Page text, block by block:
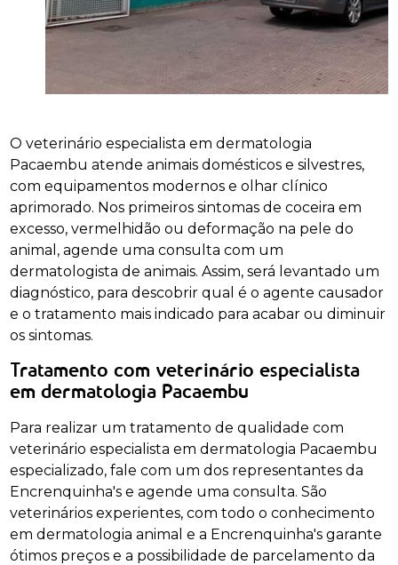
O veterinário especialista em dermatologia
Pacaembu atende animais domésticos e silvestres,
com equipamentos modernos e olhar clínico
aprimorado. Nos primeiros sintomas de coceira em
excesso, vermelhidão ou deformação na pele do
animal, agende uma consulta com um
dermatologista de animais. Assim, será levantado um
diagnóstico, para descobrir qual é o agente causador
e o tratamento mais indicado para acabar ou diminuir
os sintomas.
Tratamento com veterinário especialista
em dermatologia Pacaembu
Para realizar um tratamento de qualidade com
veterinário especialista em dermatologia Pacaembu
especializado, fale com um dos representantes da
Encrenquinha's e agende uma consulta. São
veterinários experientes, com todo o conhecimento
em dermatologia animal e a Encrenquinha's garante
ótimos preços e a possibilidade de parcelamento da